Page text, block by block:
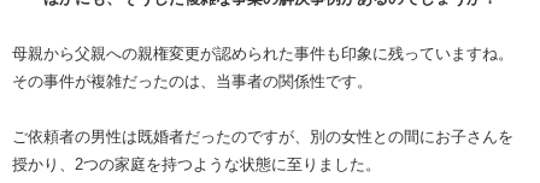
母親から父親への親権変更が認められた事件も印象に残っていますね。
その事件が複雑だったのは、当事者の関係性です。
ご依頼者の男性は既婚者だったのですが、別の女性との間にお子さんを
授かり、2つの家庭を持つような状態に至りました。